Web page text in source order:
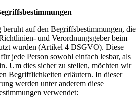
auf den Begriffsbestimmungen, die
und Verordnungsgeber beim
wurden (Artikel 4 DSGVO). Diese
jede Person sowohl einfach lesbar, als
Um dies sicher zu stellen, möchten wir
Begrifflichkeiten erläutern. In dieser
werden unter anderem diese
verwendet: